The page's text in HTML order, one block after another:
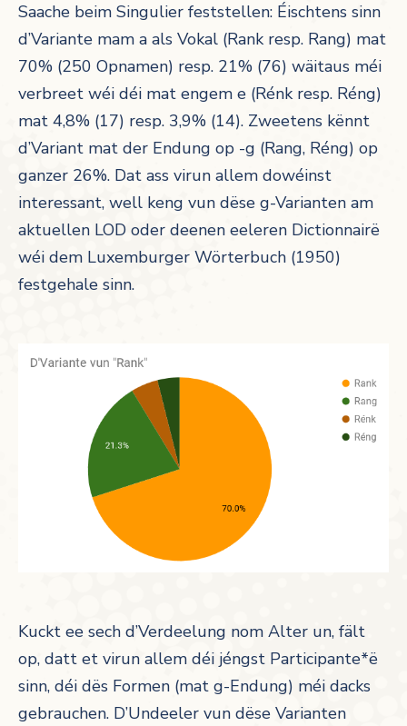
Saache beim Singulier feststellen: Éischtens sinn
d’Variante mam a als Vokal (Rank resp. Rang) mat
70% (250 Opnamen) resp. 21% (76) wäitaus méi
verbreet wéi déi mat engem e (Rénk resp. Réng)
mat 4,8% (17) resp. 3,9% (14). Zweetens kënnt
d’Variant mat der Endung op -g (Rang, Réng) op
ganzer 26%. Dat ass virun allem dowéinst
interessant, well keng vun dëse g-Varianten am
aktuellen LOD oder deenen eeleren Dictionnairë
wéi dem Luxemburger Wörterbuch (1950)
festgehale sinn.
Kuckt ee sech d’Verdeelung nom Alter un, fält
op, datt et virun allem déi jéngst Participante*ë
sinn, déi dës Formen (mat g-Endung) méi dacks
gebrauchen. D’Undeeler vun dëse Varianten